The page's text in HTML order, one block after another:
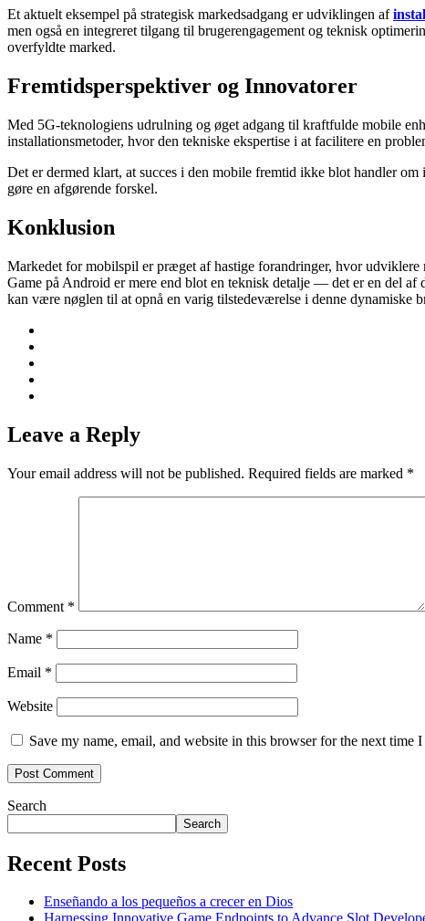
Et aktuelt eksempel på strategisk markedsadgang er udviklingen af
men også en integreret tilgang til brugerengagement og teknisk
overfyldte marked.
Fremtidsperspektiver og Innovatorer
Med 5G-teknologiens udrulning og øget adgang til kraftfulde mobile
installationsmetoder, hvor den tekniske ekspertise i at facilitere en
Det er dermed klart, at succes i den mobile fremtid ikke blot handler
gøre en afgørende forskel.
Konklusion
Markedet for mobilspil er præget af hastige forandringer, hvor
Game på Android er mere end blot en teknisk detalje — det er en del af
kan være nøglen til at opnå en varig tilstedeværelse i denne dynamiske
Leave a Reply
Your email address will not be published. Required fields are marked *
Comment *
Name *
Email *
Website
Save my name, email, and website in this browser for the next time I
Search
Search
Recent Posts
Enseñando a los pequeños a crecer en Dios